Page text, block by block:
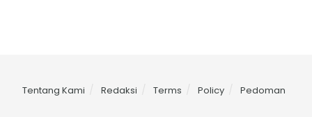
Tentang Kami Redaksi Terms Policy Pedoman